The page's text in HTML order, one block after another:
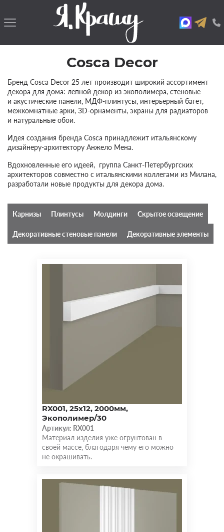
Cosca Decor
Бренд Cosca Decor 25 лет производит широкий ассортимент
декора для дома: лепной декор из экополимера, стеновые
и акустические панели, МДФ-плинтусы, интерьерный багет,
межкомнатные арки, 3D-орнаменты, экраны для радиаторов
и натуральные обои.
Идея создания бренда Cosca принадлежит итальянскому
дизайнеру-архитектору Анжело Мена.
Вдохновленные его идеей, группа Санкт-Петербургских
архитекторов совместно с итальянскими коллегами из Милана,
разработали новые продукты для декора дома.
Карнизы Плинтусы Молдинги Скрытое освещение
Декоративные стеновые панели Декоративные элементы
RX001, 25х12, 2000мм,
Экополимер/30
Артикул: RX001
Материал изделия уже огрунтован в
своей массе, благодаря чему его можно
не окрашивать.